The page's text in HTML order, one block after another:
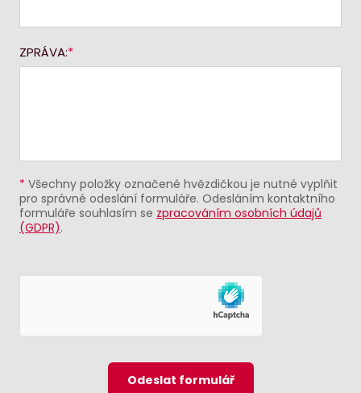
ZPRÁVA:
* Všechny položky označené hvězdičkou je nutné vyplňit
pro správné odeslání formuláře. Odesláním kontaktního
formuláře souhlasím se zpracováním osobních údajů
(GDPR).
Odeslat formulář